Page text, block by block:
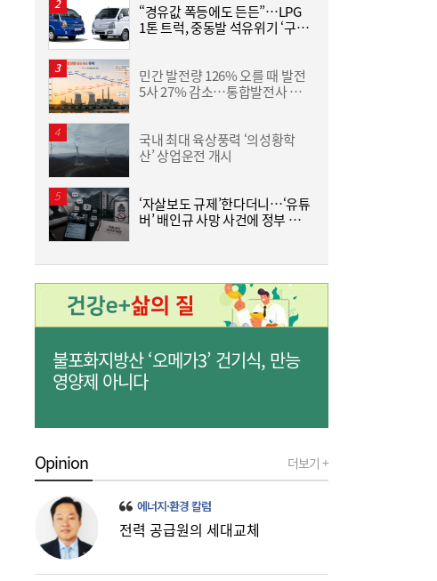
09:07
“8월 둘째 주 역대 최대 전력수요 97.1GW 넘
을 수도”
융기관 지방이전 논란
08:33
가 매수 유입될까[장전시황]
“경유값 폭등에도 든든”…LPG
1톤 트럭, 중동발 석유위기 ‘구원
민간 발전량 126% 오를 때 발전
5사 27% 감소…통합발전사 출
국내 최대 육상풍력 ‘의성황학
산’ 상업운전 개시
‘자살보도 규제’한다더니…‘유튜
버’ 배인규 사망 사건에 정부 대
불포화지방산 ‘오메가3’ 건기식, 만능
영양제 아니다
Opinion 더보기 +
에너지·환경 칼럼
전력 공급원의 세대교체